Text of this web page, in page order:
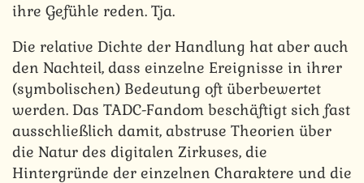
ihre Gefühle reden. Tja.
Die relative Dichte der Handlung hat aber auch
den Nachteil, dass einzelne Ereignisse in ihrer
(symbolischen) Bedeutung oft überbewertet
werden. Das TADC-Fandom beschäftigt sich fast
ausschließlich damit, abstruse Theorien über
die Natur des digitalen Zirkuses, die
Hintergründe der einzelnen Charaktere und die